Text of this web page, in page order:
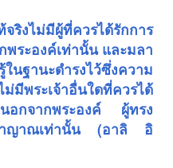
งไม่มีผู้ที่ควรได้รักการ
พระองค์เท่านั้น และมลา
านะดำรงไว้ซึ่งความ
มีพระเจ้าอื่นใดที่ควรได้
นอกจากพระองค์ ผู้ทรง
าณเท่านั้น (อาลิ อิ